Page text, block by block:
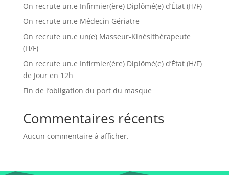
On recrute un.e Infirmier(ère) Diplômé(e) d’État (H/F)
On recrute un.e Médecin Gériatre
On recrute un.e un(e) Masseur-Kinésithérapeute
(H/F)
On recrute un.e Infirmier(ère) Diplômé(e) d’État (H/F)
de Jour en 12h
Fin de l’obligation du port du masque
Commentaires récents
Aucun commentaire à afficher.